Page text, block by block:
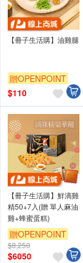
【冊子生活購】油雞腿
贈OPENPOINT
$110
【冊子生活購】鮮滴雞
精50+7入(贈 單人麻油
雞+蜂蜜蛋糕)
贈OPENPOINT
$8,250
$6050